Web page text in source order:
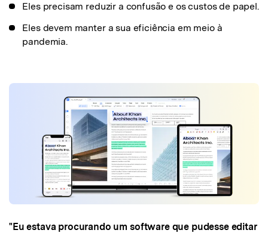
Eles precisam reduzir a confusão e os custos de papel.
Eles devem manter a sua eficiência em meio à
pandemia.
"Eu estava procurando um software que pudesse editar